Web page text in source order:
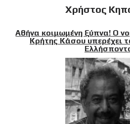
Χρήστος
Αθήνα κοιμωμένη ξύπνα! Ο
Κρήτης Κάσου υπερέχει